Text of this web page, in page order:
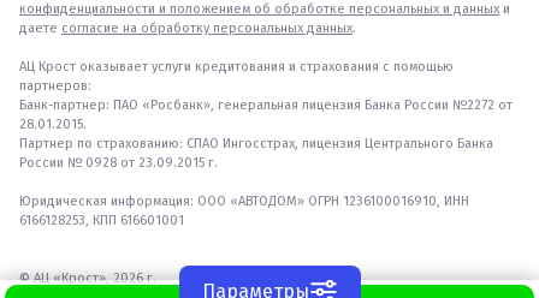
конфиденциальности и положением об обработке персональных и данных и
даете согласие на обработку персональных данных.
АЦ Крост оказывает услуги кредитования и страхования с помощью
партнеров:
Банк-партнер: ПАО «Росбанк», генеральная лицензия Банка России №2272 от
28.01.2015.
Партнер по страхованию: СПАО Ингосстрах, лицензия Центрального Банка
России № 0928 от 23.09.2015 г.
Юридическая информация: ООО «АВТОДОМ» ОГРН 1236100016910, ИНН
6166128253, КПП 616601001
© АЦ «Крост», 2026 г.
Параметры